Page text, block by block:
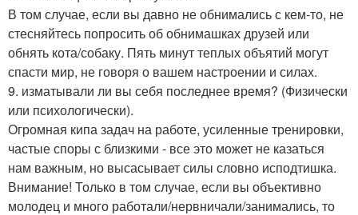
В том случае, если вы давно не обнимались с кем-то, не
стесняйтесь попросить об обнимашках друзей или
обнять кота/собаку. Пять минут теплых объятий могут
спасти мир, не говоря о вашем настроении и силах.
9. изматывали ли вы себя последнее время? (Физически
или психологически).
Огромная кипа задач на работе, усиленные тренировки,
частые споры с близкими - все это может не казаться
нам важным, но высасывает силы словно исподтишка.
Внимание! Только в том случае, если вы объективно
молодец и много работали/нервничали/занимались, то